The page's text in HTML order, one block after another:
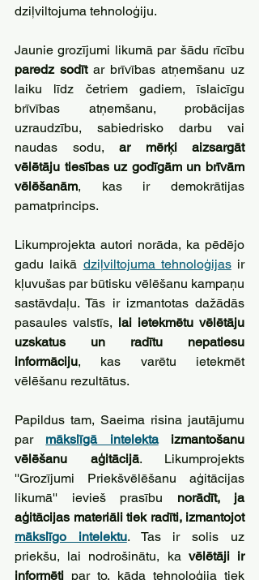
dziļviltojuma tehnoloģiju.
paredz sodīt ar brīvības atņemšanu uz
laiku līdz četriem gadiem, īslaicīgu
brīvības atņemšanu, probācijas
uzraudzību, sabiedrisko darbu vai
naudas sodu, ar mērķi aizsargāt
vēlētāju tiesības uz godīgām un brīvām
vēlēšanām, kas ir demokrātijas
pamatprincips.
Likumprojekta autori norāda, ka pēdējo
gadu laikā dziļviltojuma tehnoloģijas ir
kļuvušas par būtisku vēlēšanu kampaņu
sastāvdaļu. Tās ir izmantotas dažādās
pasaules valstīs, lai ietekmētu vēlētāju
uzskatus un radītu nepatiesu
informāciju, kas varētu ietekmēt
vēlēšanu rezultātus.
Papildus tam, Saeima risina jautājumu
par mākslīgā intelekta izmantošanu
vēlēšanu aģitācijā. Likumprojekts
''Grozījumi Priekšvēlēšanu aģitācijas
likumā'' ievieš prasību norādīt, ja
aģitācijas materiāli tiek radīti, izmantojot
mākslīgo intelektu. Tas ir solis uz
priekšu, lai nodrošinātu, ka vēlētāji ir
informēti par to, kāda tehnoloģija tiek